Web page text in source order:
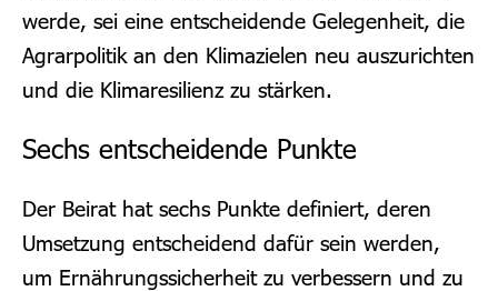
werde, sei eine entscheidende Gelegenheit, die
Agrarpolitik an den Klimazielen neu auszurichten
und die Klimaresilienz zu stärken.
Sechs entscheidende Punkte
Der Beirat hat sechs Punkte definiert, deren
Umsetzung entscheidend dafür sein werden,
um Ernährungssicherheit zu verbessern und zu